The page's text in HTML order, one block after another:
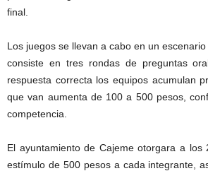
final.
Los juegos se llevan a cabo en un
consiste en tres rondas de preguntas
respuesta correcta los equipos acumulan
que van aumenta de 100 a 500 pesos,
competencia.
El ayuntamiento de Cajeme otorgara a los
estímulo de 500 pesos a cada integrante,